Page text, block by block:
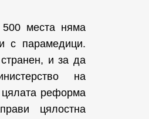
места няма
с парамедици.
и за да
на
цялата реформа
цялостна